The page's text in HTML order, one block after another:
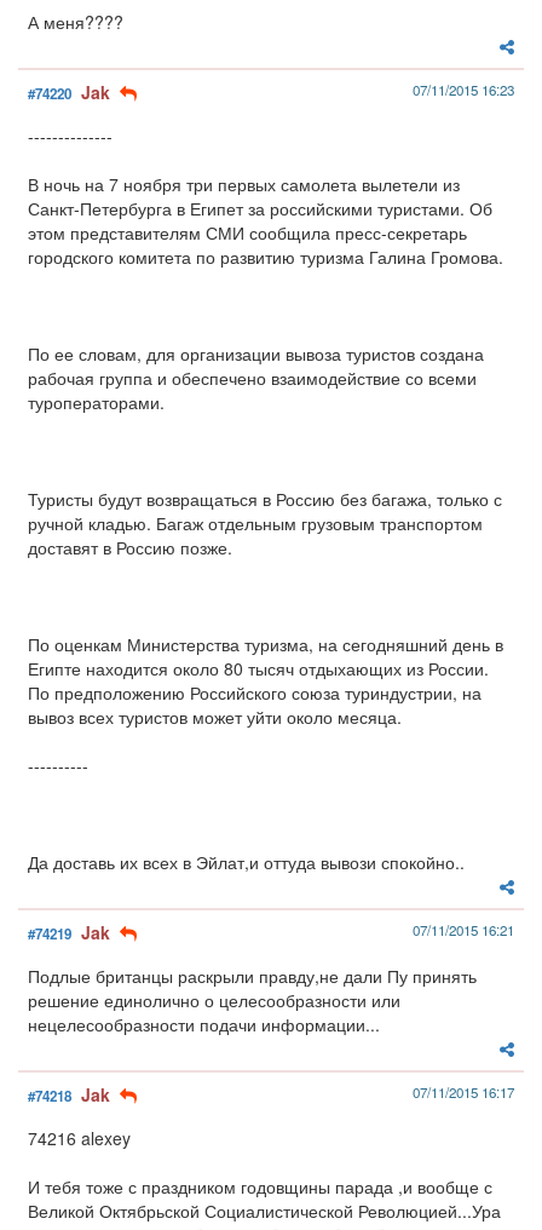
А меня????
#74220 Jak 07/11/2015 16:23
--------------
В ночь на 7 ноября три первых самолета вылетели из
Санкт-Петербурга в Египет за российскими туристами. Об
этом представителям СМИ сообщила пресс-секретарь
городского комитета по развитию туризма Галина Громова.
По ее словам, для организации вывоза туристов создана
рабочая группа и обеспечено взаимодействие со всеми
туроператорами.
Туристы будут возвращаться в Россию без багажа, только с
ручной кладью. Багаж отдельным грузовым транспортом
доставят в Россию позже.
По оценкам Министерства туризма, на сегодняшний день в
Египте находится около 80 тысяч отдыхающих из России.
По предположению Российского союза туриндустрии, на
вывоз всех туристов может уйти около месяца.
----------
Да доставь их всех в Эйлат,и оттуда вывози спокойно..
#74219 Jak 07/11/2015 16:21
Подлые британцы раскрыли правду,не дали Пу принять
решение единолично о целесообразности или
нецелесообразности подачи информации...
#74218 Jak 07/11/2015 16:17
74216 alexey
И тебя тоже с праздником годовщины парада ,и вообще с
Великой Октябрьской Социалистической Революцией...Ура